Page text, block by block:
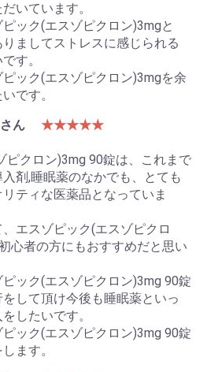
いています。
ック(エスゾピクロン)3mgと
ましてストレスに感じられる
す。
ック(エスゾピクロン)3mgを余
です。
ん
★★★★★
ピクロン)3mg 90錠は、これまで
剤,睡眠薬のなかでも、とても
ティな医薬品となっていま
エスゾピック(エスゾピクロ
心者の方にもおすすめだと思い
ック(エスゾピクロン)3mg 90錠
して頂け今後も睡眠薬といっ
したいです。
ック(エスゾピクロン)3mg 90錠
ます。